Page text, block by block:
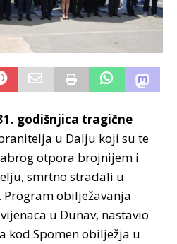
godišnjica tragične
u Dalju koji su te
otpora brojnijem i
smrtno stradali u
obilježavanja
u Dunav, nastavio
kod Spomen obilježja u